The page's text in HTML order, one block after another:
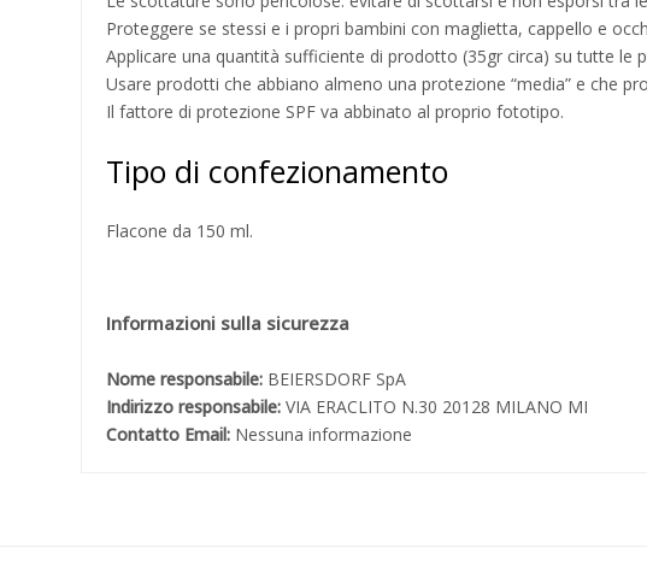
Proteggere se stessi e i propri bambini con maglietta, cappello e
Applicare una quantità sufficiente di prodotto (35gr circa) su tutte le
Usare prodotti che abbiano almeno una protezione “media” e che
Il fattore di protezione SPF va abbinato al proprio fototipo.
Tipo di confezionamento
Flacone da 150 ml.
Informazioni sulla sicurezza
Nome responsabile: BEIERSDORF SpA
Indirizzo responsabile: VIA ERACLITO N.30 20128 MILANO MI
Contatto Email: Nessuna informazione